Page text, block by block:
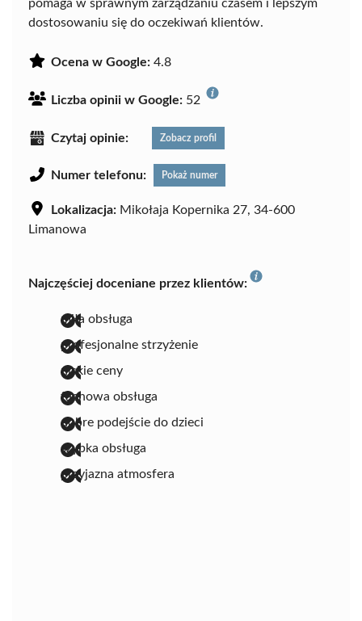
pomaga w sprawnym zarządzaniu czasem i lepszym
dostosowaniu się do oczekiwań klientów.
Ocena w Google: 4.8
Liczba opinii w Google: 52
Czytaj opinie: Zobacz profil
Numer telefonu: Pokaż numer
Lokalizacja: Mikołaja Kopernika 27, 34-600
Limanowa
Najczęściej doceniane przez klientów:
miła obsługa
profesjonalne strzyżenie
niskie ceny
fachowa obsługa
dobre podejście do dzieci
szybka obsługa
przyjazna atmosfera